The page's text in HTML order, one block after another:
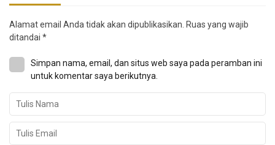
Alamat email Anda tidak akan dipublikasikan. Ruas yang wajib
ditandai *
Simpan nama, email, dan situs web saya pada peramban ini
untuk komentar saya berikutnya.